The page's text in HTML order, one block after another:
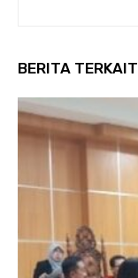
BERITA TERKAIT